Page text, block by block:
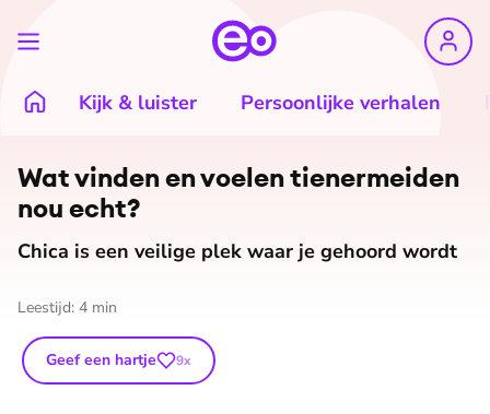
Kijk & luister Persoonlijke verhalen
Wat vinden en voelen tienermeiden
nou echt?
Chica is een veilige plek waar je gehoord wordt
Leestijd: 4 min
Geef een hartje 9x